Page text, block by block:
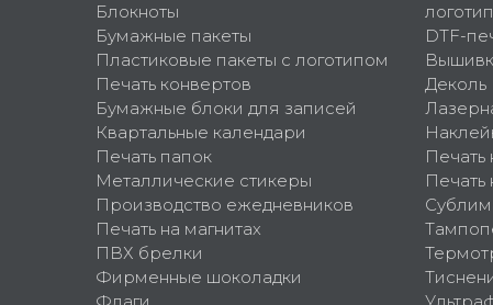
Блокноты
Бумажные пакеты
Пластиковые пакеты с логотипом
Печать конвертов
Бумажные блоки для записей
Квартальные календари
Печать папок
Металлические стикеры
Производство ежедневников
Печать на магнитах
ПВХ брелки
Фирменные шоколадки
DTF-
Деколь
Печать
Печать